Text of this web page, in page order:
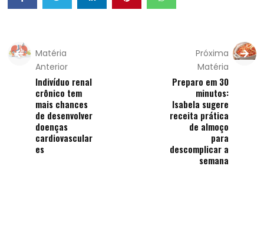
Matéria
Anterior
Indivíduo renal
crônico tem
mais chances
de desenvolver
doenças
cardiovascular
es
Próxima
Matéria
Preparo em 30
minutos:
Isabela sugere
receita prática
de almoço
para
descomplicar a
semana